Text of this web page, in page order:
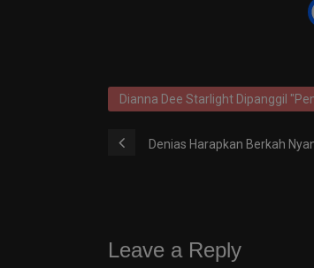
Dianna Dee Starlight Dipanggil
Denias Harapkan Berkah
Leave a Reply